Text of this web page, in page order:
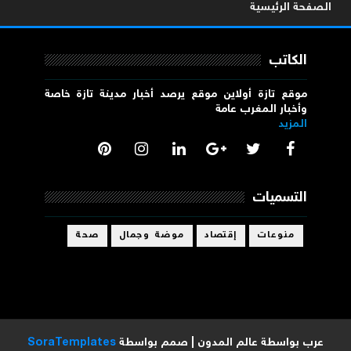
الصفحة الرئيسية
الكاتب
موقع تازة أولاين موقع يرصد أخبار مدينة تازة خاصة
وأخبار المغرب عامة
المزيد
التسميات
منوعات إقتصاد موضة وجمال صحة
عرب بواسطة عالم المدون | صمم بواسطة SoraTemplates